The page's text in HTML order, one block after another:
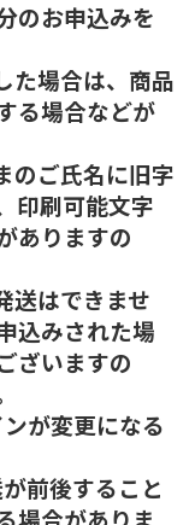
のお申込みを
た場合は、商品
る場合などが
のご氏名に旧字
印刷可能文字
ありますの
送はできませ
込みされた場
ざいますの
が変更になる
前後すること